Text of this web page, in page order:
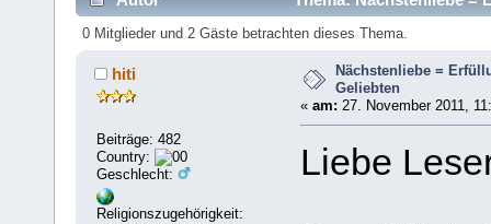
0 Mitglieder und 2 Gäste betrachten dieses Thema.
hiti
Beiträge: 482
Country:
Geschlecht:
Religionszugehörigkeit:
Nächstenliebe =
Geliebten
« am: 27. November 2011,
Liebe